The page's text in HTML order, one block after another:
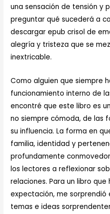
una sensación de tensión y
preguntar qué sucederá a
descargar epub crisol de
alegría y tristeza que se
inextricable.
Como alguien que siempre
funcionamiento interno de
encontré que este libro es
no siempre cómoda, de las
su influencia. La forma en
familia, identidad y
profundamente
los lectores a reflexionar
relaciones. Para un libro
expectación, me
temas e ideas